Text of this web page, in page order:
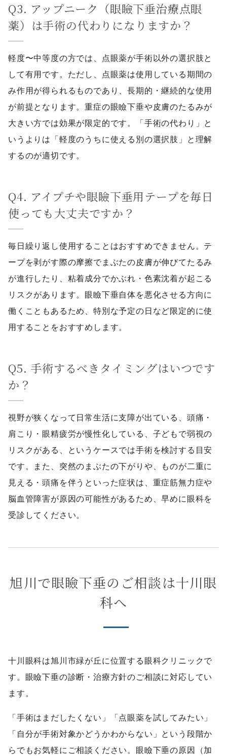
Q3. アップニーク（眼瞼下垂治療点眼
薬）は手術の代わりになりますか？
軽度〜中等度の方では、点眼薬が手術以外の選択肢と
して有用です。ただし、点眼薬は使用している期間の
み作用が得られるものであり、長期的・継続的な使用
が前提となります。重症の眼瞼下垂や皮膚のたるみが
大きい方では効果が限定的です。「手術の代わり」と
いうよりは「軽度のうちに使える別の選択肢」と理解
するのが適切です。
Q4. アイプチや眼瞼下垂用テープを毎日
使っても大丈夫ですか？
毎日繰り返し使用することはおすすめできません。テ
ープを剥がす際の摩擦でまぶたの皮膚が伸びてたるみ
が進行したり、粘着成分でかぶれ・色素沈着が起こる
リスクがあります。眼瞼下垂自体を悪化させる方向に
働くこともあるため、特別な予定の日など限定的に使
用することをおすすめします。
Q5. 手術するべきタイミングはいつです
か？
視野が狭くなって日常生活に支障が出ている、頭痛・
肩こり・眼精疲労が慢性化している、子どもで弱視の
リスクがある、というケースでは手術を検討する目安
です。また、突然のまぶたの下がりや、ものが二重に
見える・頭痛を伴うといった症状は、重症筋無力症や
脳血管障害が原因の可能性があるため、早めに眼科を
受診してください。
旭川で眼瞼下垂のご相談は十川眼
科へ
十川眼科は旭川市緑が丘に位置する眼科クリニックで
す。眼瞼下垂の診断・治療方針のご相談に対応してい
ます。
「手術はまだしたくない」「点眼薬を試してみたい」
「自分が手術対象かどうかわからない」という段階か
らでもお気軽にご相談ください。眼瞼下垂の原因（加